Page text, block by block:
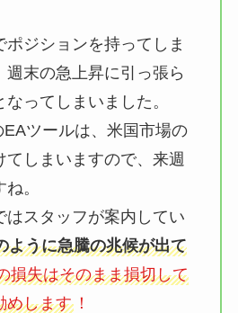
ジションを持ってしま
週末の急上昇に引っ張ら
ってしまいました。
ツールは、米国市場の
てしまいますので、来週
。
スタッフが案内してい
ように急騰の兆候が出て
損失はそのまま損切して
めします！